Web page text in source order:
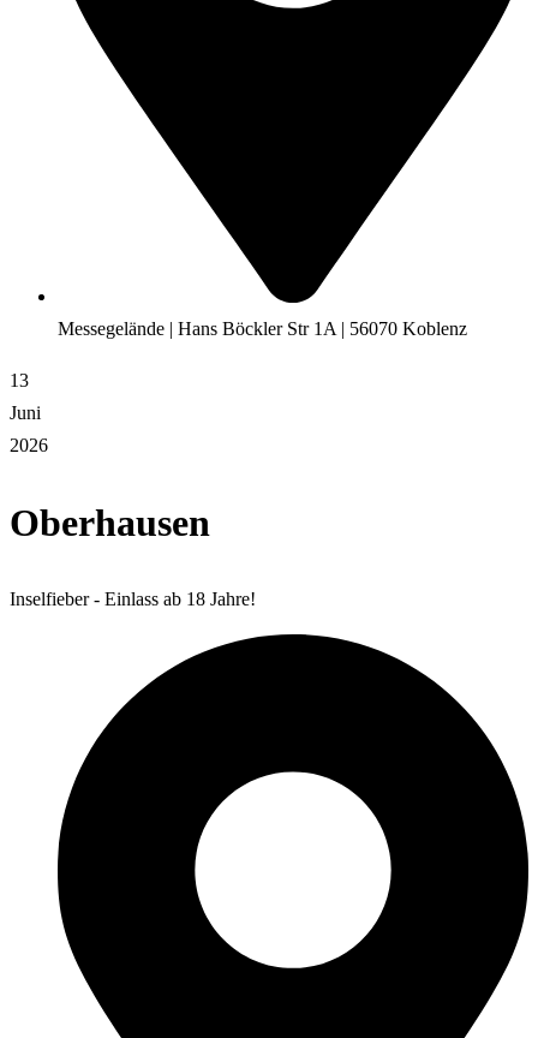
Messegelände | Hans Böckler Str 1A | 56070 Koblenz
13
Juni
2026
Oberhausen
Inselfieber - Einlass ab 18 Jahre!